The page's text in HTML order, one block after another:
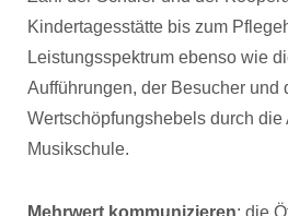
Kindertagesstätte bis zum
Leistungsspektrum ebenso wie
Aufführungen, der Besucher und
Wertschöpfungshebels durch die
Musikschule.
Mehrwert kommunizieren: die